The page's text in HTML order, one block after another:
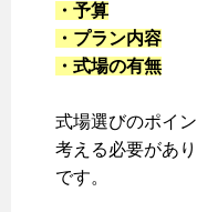
・予算
・プラン内容
・式場の有無
式場選びのポイ
考える必要があ
です。